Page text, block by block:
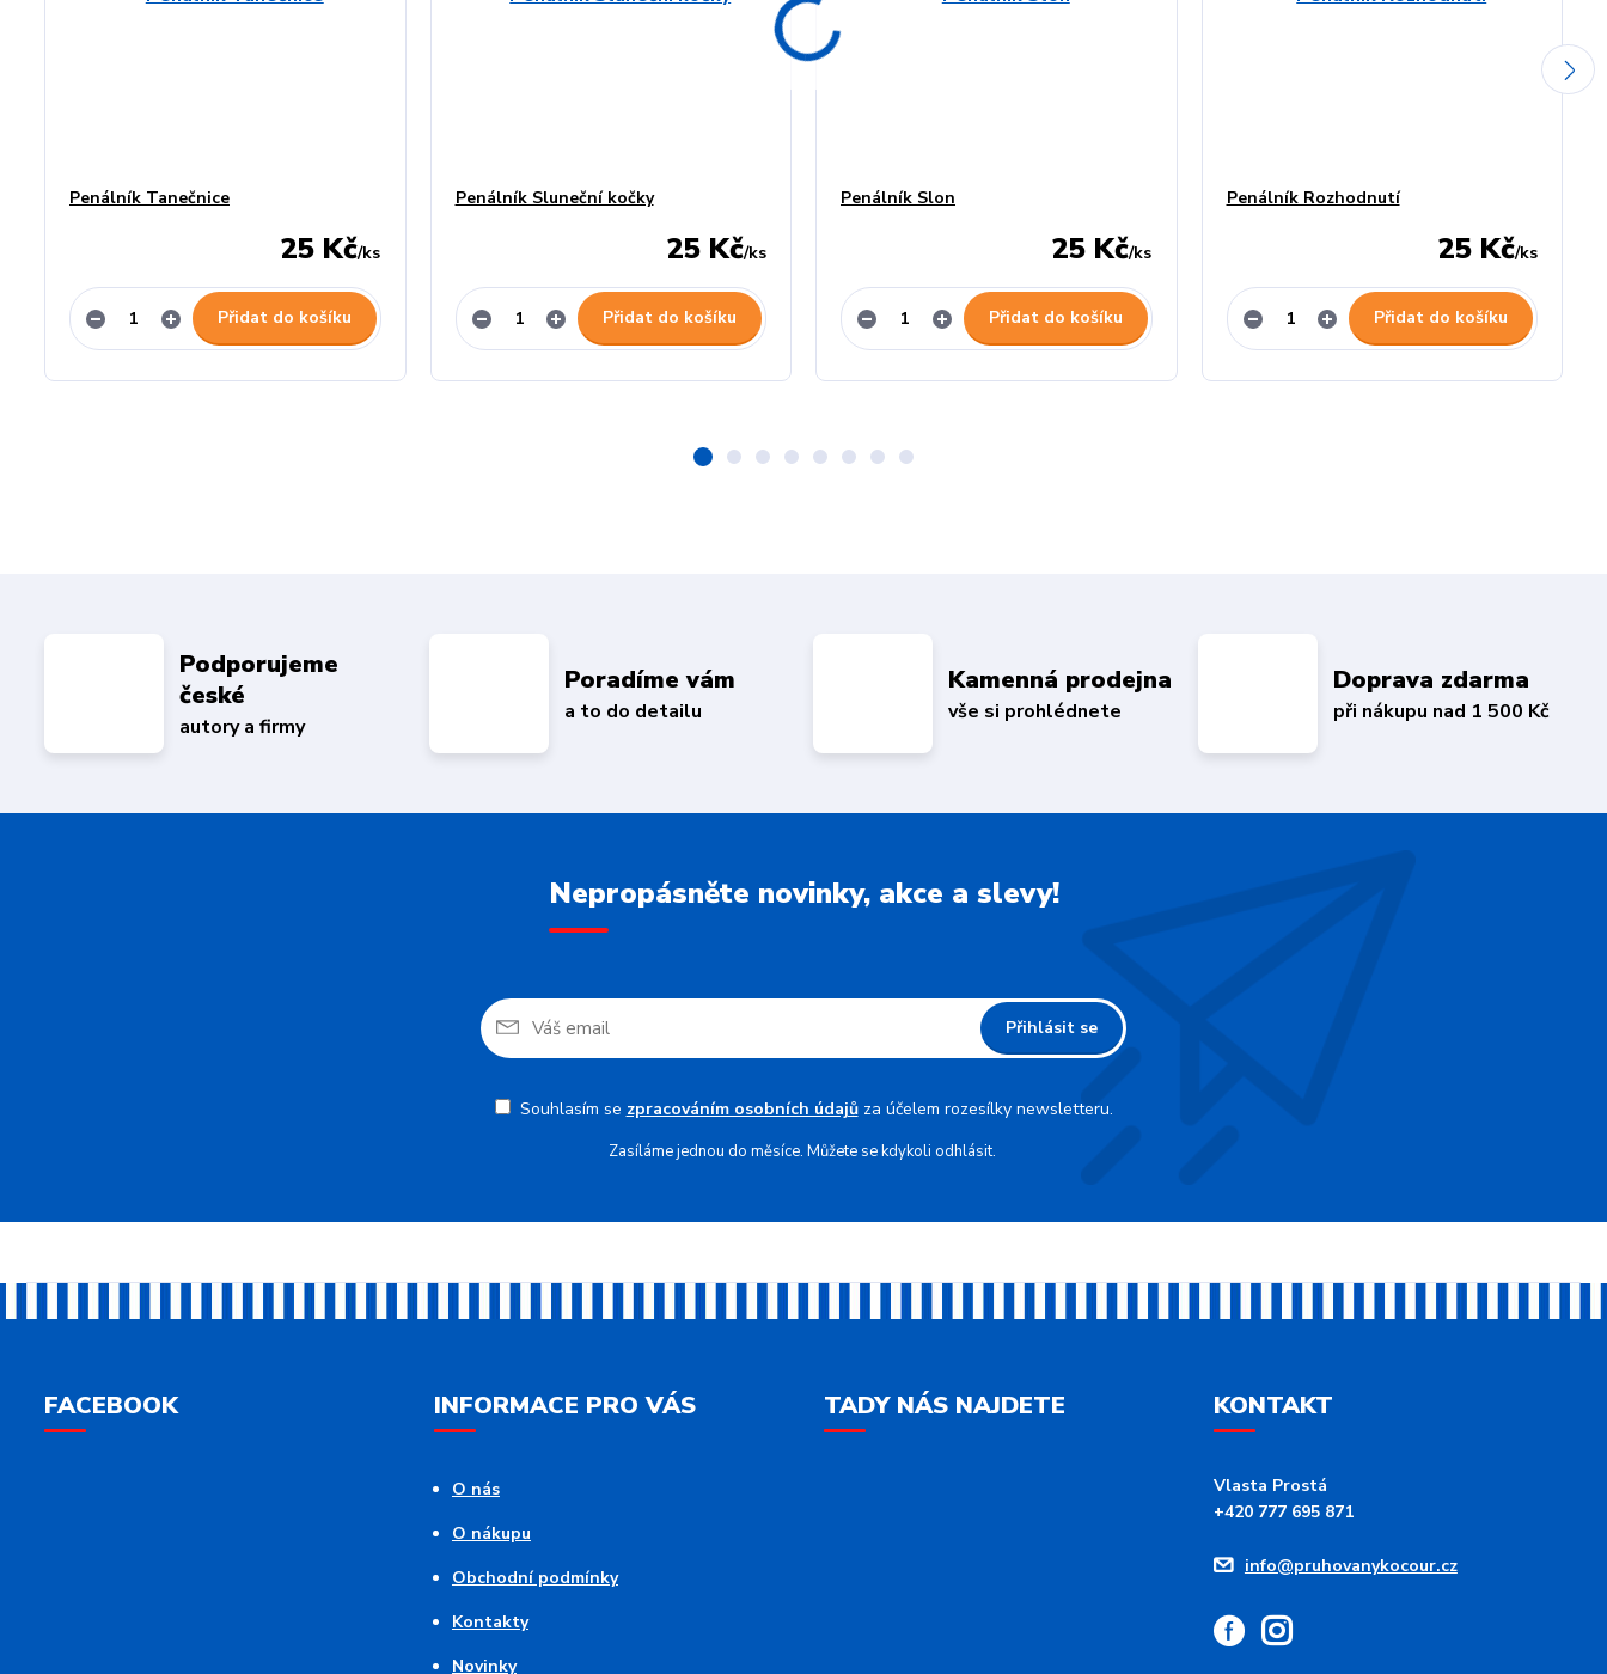
Penálník Tanečnice
25 Kč/ks
Přidat do košíku
Penálník Sluneční kočky
25 Kč/ks
Přidat do košíku
Penálník Slon
25 Kč/ks
Přidat do košíku
Penálník Rozhodnutí
25 Kč/ks
Přidat do košíku
Podporujeme
české
autory a firmy
Poradíme vám
a to do detailu
Kamenná prodejna
vše si prohlédnete
Doprava zdarma
při nákupu nad 1 500 Kč
Nepropásněte novinky, akce a slevy!
Přihlásit se
Souhlasím se zpracováním osobních údajůza účelem rozesílky newsletteru.
Zasíláme jednou do měsíce. Můžete se kdykoli odhlásit.
FACEBOOK INFORMACE PRO VÁS
O nás
O nákupu
Obchodní podmínky
Kontakty
Novinky
TADY NÁS NAJDETE KONTAKT
Vlasta Prostá
+420 777 695 871
info@pruhovanykocour.cz